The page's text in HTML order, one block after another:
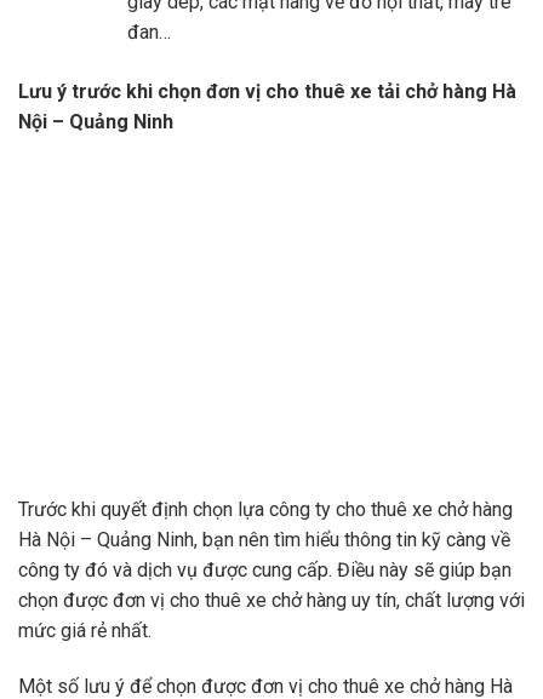
đan…
Lưu ý trước khi chọn đơn vị cho thuê xe tải chở hàng Hà
Nội – Quảng Ninh
Trước khi quyết định chọn lựa công ty cho thuê xe chở hàng
Hà Nội – Quảng Ninh, bạn nên tìm hiểu thông tin kỹ càng về
công ty đó và dịch vụ được cung cấp. Điều này sẽ giúp bạn
chọn được đơn vị cho thuê xe chở hàng uy tín, chất lượng với
mức giá rẻ nhất.
Một số lưu ý để chọn được đơn vị cho thuê xe chở hàng Hà